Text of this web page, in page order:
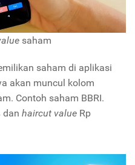
saham
saham di aplikasi
akan muncul kolom
Contoh saham BBRI.
dan haircut value Rp